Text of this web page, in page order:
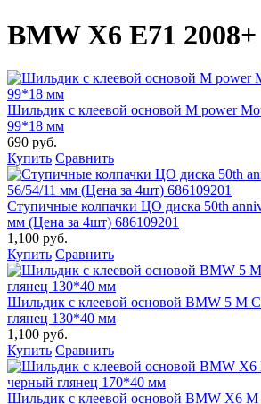
BMW X6 E71 2008+
Шильдик с клеевой основой M power
99*18 мм
690 руб.
Купить Сравнить
Ступичные колпачки ЦО диска 50th
мм (Цена за 4шт) 686109201
1,100 руб.
Купить Сравнить
Шильдик с клеевой основой BMW 5 M
глянец 130*40 мм
1,100 руб.
Купить Сравнить
Шильдик с клеевой основой BMW X6 M